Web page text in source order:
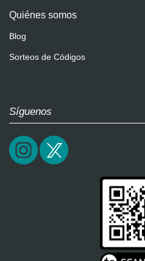
Quiénes somos
Blog
Sorteos de Códigos
Síguenos